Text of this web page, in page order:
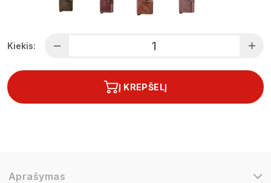
Kiekis:
Į KREPŠELĮ
Aprašymas